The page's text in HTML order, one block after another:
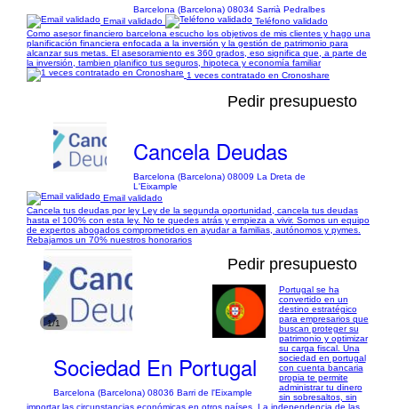
Barcelona (Barcelona) 08034 Sarrià Pedralbes
Email validado
Teléfono validado
Como asesor financiero barcelona escucho los objetivos de mis clientes y hago una
planificación financiera enfocada a la inversión y la gestión de patrimonio para
alcanzar sus metas. El asesoramiento es 360 grados, eso significa que, a parte de
la inversión, tambien planifico tus seguros, hipoteca y economía familiar
1 veces contratado en Cronoshare
Pedir presupuesto
Cancela Deudas
Barcelona (Barcelona) 08009 La Dreta de
L'Eixample
Email validado
Cancela tus deudas por ley Ley de la segunda oportunidad, cancela tus deudas
hasta el 100% con esta ley. No te quedes atrás y empieza a vivir. Somos un equipo
de expertos abogados comprometidos en ayudar a familias, autónomos y pymes.
Rebajamos un 70% nuestros honorarios
1/1
Pedir presupuesto
Sociedad En Portugal
Barcelona (Barcelona) 08036 Barri de l'Eixample
Portugal se ha
convertido en un
destino estratégico
para empresarios que
buscan proteger su
patrimonio y optimizar
su carga fiscal. Una
sociedad en portugal
con cuenta bancaria
propia te permite
administrar tu dinero
sin sobresaltos, sin
importar las circunstancias económicas en otros países. La independencia de las